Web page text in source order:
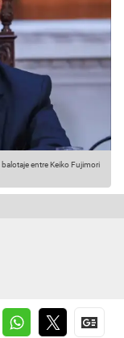
entre Keiko Fujimori